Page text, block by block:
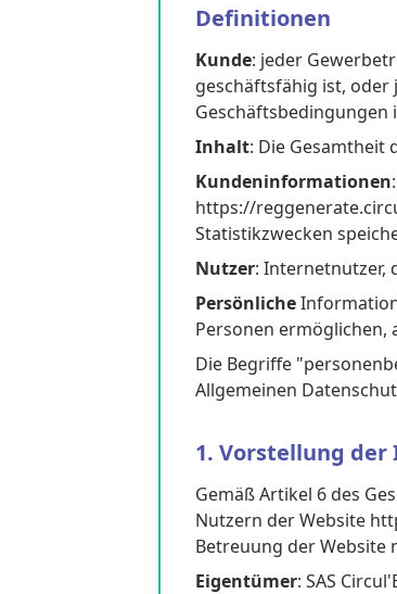
Definitionen
Kunde: jeder
geschäftsfähig ist, oder
Geschäftsbedingungen
Inhalt: Die Gesamtheit
Kundeninformationen
https://
Statistikzwecken
Nutzer: Internetnutzer,
Persönliche
Personen ermöglichen,
Die Begriffe
Allgemeinen
1. Vorstellung
Gemäß Artikel 6 des
Nutzern der Website
Betreuung der Website
Eigentümer: SAS